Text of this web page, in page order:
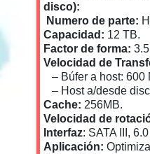
disco):
Numero de parte:
Capacidad: 12 TB.
Factor de forma:
Velocidad de
– Búfer a host: 600
– Host a/desde
Cache: 256MB.
Velocidad de
Interfaz: SATA III,
Aplicación: